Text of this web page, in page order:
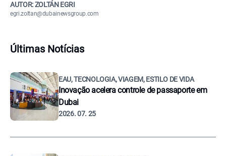
AUTOR: ZOLTÁN EGRI
egri.zoltan@dubainewsgroup.com
Últimas Notícias
EAU, TECNOLOGIA, VIAGEM, ESTILO DE VIDA
Inovação acelera controle de passaporte em
Dubai
2026. 07. 25